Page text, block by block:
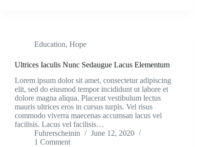
Education, Hope
Ultrices Iaculis Nunc Sedaugue Lacus Elementum
Lorem ipsum dolor sit amet, consectetur adipiscing
elit, sed do eiusmod tempor incididunt ut labore et
dolore magna aliqua. Placerat vestibulum lectus
mauris ultrices eros in cursus turpis. Vel risus
commodo viverra maecenas accumsan lacus vel
facilisis. Lacus vel facilisis…
Fuhrerscheinin
June 12, 2020
1 Comment